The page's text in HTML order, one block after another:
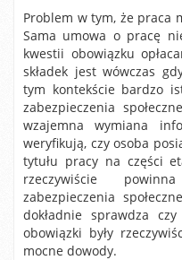
Problem w tym, że praca
Sama umowa o pracę
kwestii obowiązku
składek jest wówczas
tym kontekście bardzo
zabezpieczenia
wzajemna wymiana
weryfikują, czy osoba
tytułu pracy na części
rzeczywiście
zabezpieczenia
dokładnie sprawdza
obowiązki były
mocne dowody.